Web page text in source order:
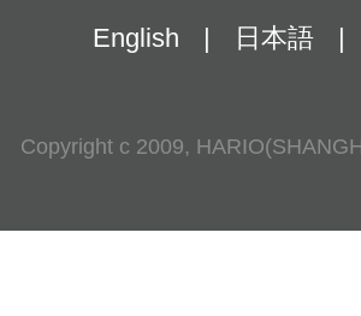
English 日本語
Copyright c 2009,